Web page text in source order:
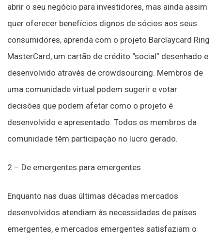
abrir o seu negócio para investidores, mas ainda assim
quer oferecer benefícios dignos de sócios aos seus
consumidores, aprenda com o projeto Barclaycard Ring
MasterCard, um cartão de crédito “social” desenhado e
desenvolvido através de crowdsourcing. Membros de
uma comunidade virtual podem sugerir e votar
decisões que podem afetar como o projeto é
desenvolvido e apresentado. Todos os membros da
comunidade têm participação no lucro gerado.
2 – De emergentes para emergentes
Enquanto nas duas últimas décadas mercados
desenvolvidos atendiam às necessidades de países
emergentes, e mercados emergentes satisfaziam o